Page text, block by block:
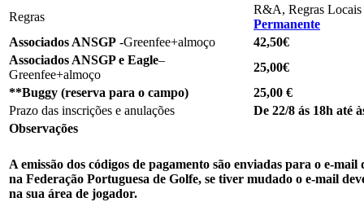
Regras
R&A, Regras
Permanente
Associados ANSGP -Greenfee+almoço
42,50€
Associados ANSGP e Eagle–
Greenfee+almoço
25,00€
**Buggy (reserva para o campo)
25,00 €
Prazo das inscrições e anulações
De 22/8 ás 18h até
Observações
A emissão dos códigos de pagamento são enviadas para o e-
na Federação Portuguesa de Golfe, se tiver mudado o e-mail
na sua área de jogador.